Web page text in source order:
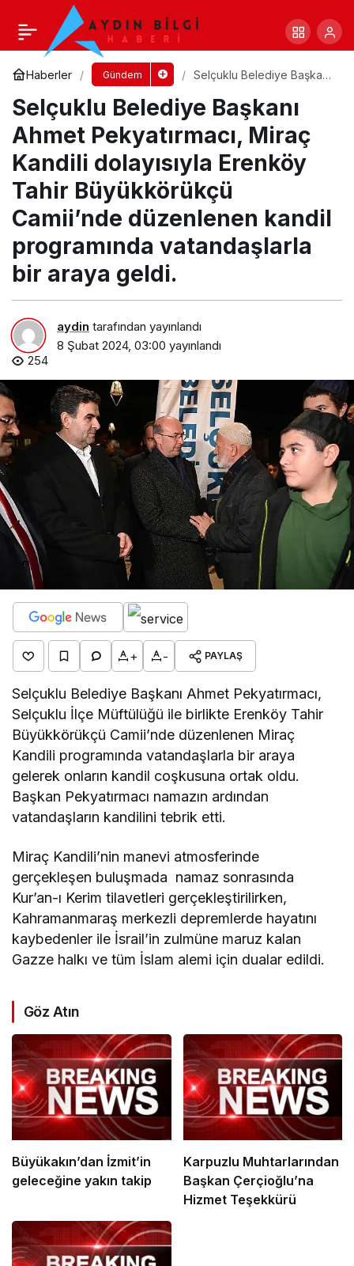
Haberler Gündem
Selçuklu Belediye Başkanı
Kandili dolayısıyla Erenköy
Tahir Büyükkörükçü
Camii’nde düzenlenen
kandil programında
vatandaşlarla bir araya
geldi.
Selçuklu Belediye Başkanı
Ahmet Pekyatırmacı, Miraç
Kandili dolayısıyla Erenköy
Tahir Büyükkörükçü
Camii’nde düzenlenen kandil
programında vatandaşlarla
bir araya geldi.
aydin tarafından yayınlandı
8 Şubat 2024, 03:00 yayınlandı
254
+ - PAYLAŞ
Selçuklu Belediye Başkanı Ahmet Pekyatırmacı,
Selçuklu İlçe Müftülüğü ile birlikte Erenköy Tahir
Büyükkörükçü Camii’nde düzenlenen Miraç
Kandili programında vatandaşlarla bir araya
gelerek onların kandil coşkusuna ortak oldu.
Başkan Pekyatırmacı namazın ardından
vatandaşların kandilini tebrik etti.
Miraç Kandili’nin manevi atmosferinde
gerçekleşen buluşmada namaz sonrasında
Kur’an-ı Kerim tilavetleri gerçekleştirilirken,
Kahramanmaraş merkezli depremlerde hayatını
kaybedenler ile İsrail’in zulmüne maruz kalan
Gazze halkı ve tüm İslam alemi için dualar edildi.
Göz Atın
Büyükakın’dan İzmit’in
geleceğine yakın takip
Karpuzlu Muhtarlarından
Başkan Çerçioğlu’na
Hizmet Teşekkürü
Başkan Böcek EMITT Fuarı’nda
Paylaş